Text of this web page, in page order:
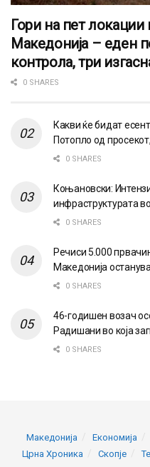
Гори на пет локации
Македонија – еден
контрола, три
0 SHARES
Какви ќе бидат
Потопло од
0 SHARES
Коњановски:
инфраструктурата
0 SHARES
Речиси 5.000
Македонија
0 SHARES
46-годишен возач
Радишани во која
0 SHARES
Македонија Економија
Црна Хроника
Скопје